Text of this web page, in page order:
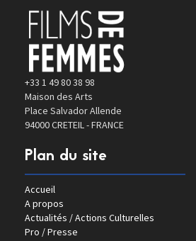
+33 1 49 80 38 98
Maison des Arts
Place Salvador Allende
94000 CRETEIL - FRANCE
Plan du site
Accueil
A propos
Actualités / Actions Culturelles
Pro / Presse